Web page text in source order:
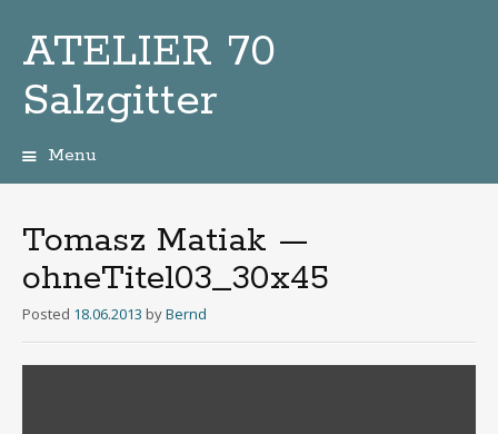
ATELIER 70
Salzgitter
Menu
Tomasz Matiak —
ohneTitel03_30x45
Posted 18.06.2013 byBernd